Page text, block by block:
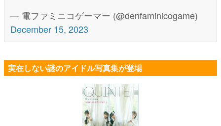
— 電ファミニコゲーマー (@denfaminicogame)
December 15, 2023
実在しない謎のアイドル写真集が登場